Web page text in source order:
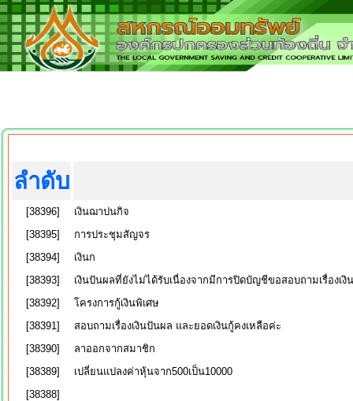
ลำดับ
[38396]
เงินฌาปนกิจ
[38395]
การประชุมสัญจร
[38394]
เงินก
[38393]
เงินปันผลที่ยังไม่ได้รับเนื่องจากมีการปิดบัญชีขอสอบถามเรื่องเ
[38392]
โครงการกู้เงินพิเศษ
[38391]
สอบถามเรื่องเงินปันผล และยอดเงินกู้คงเหลือค่ะ
[38390]
ลาออกจากสมาชิก
[38389]
เปลี่ยนแปลงค่าหุ้นจาก500เป็น10000
[38388]